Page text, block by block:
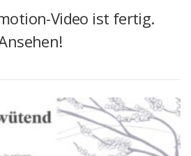
Video ist fertig.